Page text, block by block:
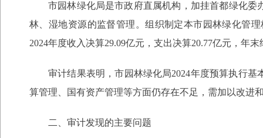
市园林绿化局是市政府直属机构，加挂首都绿化
林、湿地资源的监督管理。组织制定本市园林绿化管
2024年度收入决算29.09亿元，支出决算20.77亿元，年
审计结果表明，市园林绿化局2024年度预算执行
算管理、国有资产管理等方面仍存在不足，需加以改进
二、审计发现的主要问题